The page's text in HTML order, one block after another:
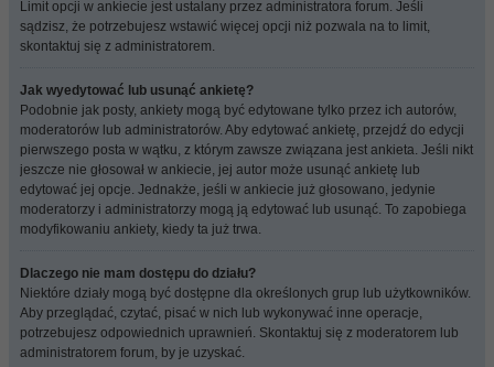
Limit opcji w ankiecie jest ustalany przez administratora forum. Jeśli
sądzisz, że potrzebujesz wstawić więcej opcji niż pozwala na to limit,
skontaktuj się z administratorem.
Jak wyedytować lub usunąć ankietę?
Podobnie jak posty, ankiety mogą być edytowane tylko przez ich autorów,
moderatorów lub administratorów. Aby edytować ankietę, przejdź do edycji
pierwszego posta w wątku, z którym zawsze związana jest ankieta. Jeśli nikt
jeszcze nie głosował w ankiecie, jej autor może usunąć ankietę lub
edytować jej opcje. Jednakże, jeśli w ankiecie już głosowano, jedynie
moderatorzy i administratorzy mogą ją edytować lub usunąć. To zapobiega
modyfikowaniu ankiety, kiedy ta już trwa.
Dlaczego nie mam dostępu do działu?
Niektóre działy mogą być dostępne dla określonych grup lub użytkowników.
Aby przeglądać, czytać, pisać w nich lub wykonywać inne operacje,
potrzebujesz odpowiednich uprawnień. Skontaktuj się z moderatorem lub
administratorem forum, by je uzyskać.